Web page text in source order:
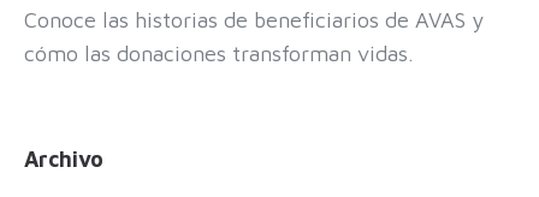
Conoce las historias de beneficiarios de AVAS y
cómo las donaciones transforman vidas.
Archivo